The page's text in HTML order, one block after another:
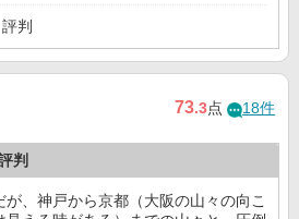
判
73.3点 18件
判
が、神戸から京都（大阪の山々の向こ